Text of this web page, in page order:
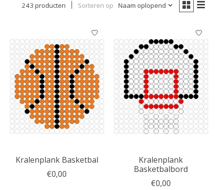
243 producten Sorteren op Naam oplopend
Kralenplank Basketbal
€0,00
Kralenplank
Basketbalbord
€0,00